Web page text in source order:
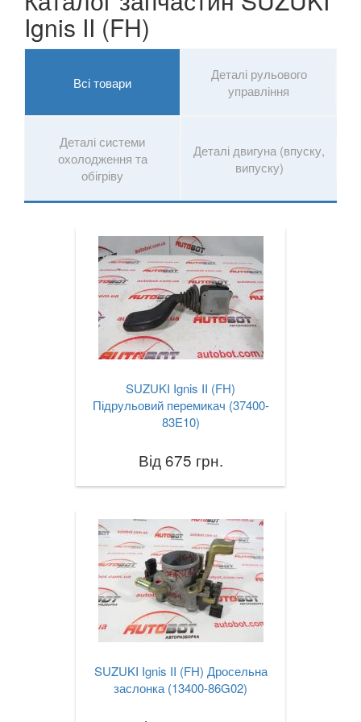
Ignis II (FH)
Всі товари
Деталі рульового
управління
Деталі системи
охолодження та
обігріву
Деталі двигуна (впуску,
випуску)
SUZUKI Ignis II (FH)
Підрульовий перемикач (37400-
83E10)
Від 675 грн.
SUZUKI Ignis II (FH) Дросельна
заслонка (13400-86G02)